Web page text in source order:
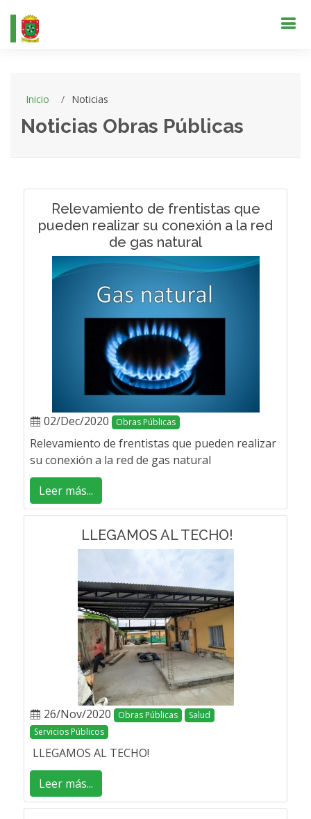
Inicio Noticias
Noticias Obras Públicas
Relevamiento de frentistas que
pueden realizar su conexión a la red
de gas natural
02/Dec/2020 Obras Públicas
Relevamiento de frentistas que pueden realizar
su conexión a la red de gas natural
Leer más...
LLEGAMOS AL TECHO!
26/Nov/2020 Obras Públicas
Salud
Servicios Públicos
LLEGAMOS AL TECHO!
Leer más...